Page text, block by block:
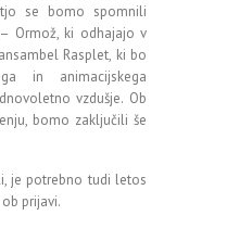
se bomo spomnili
Ormož, ki odhajajo v
Rasplet, ki bo
in animacijskega
vzdušje. Ob
bomo zaključili še
je potrebno tudi letos
prijavi.